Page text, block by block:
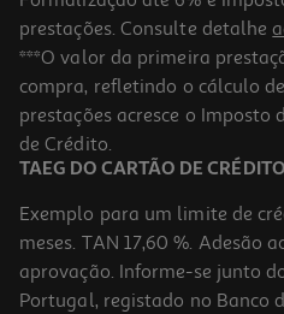
Cueca Menstrual Auchan Preto
10.55 €/un
10,55 €
prestações. Consulte detalhe
***O valor da primeira
compra, refletindo o cálculo
prestações acresce o Imposto
de Crédito.
TAEG DO CARTÃO DE
Exemplo para um limite de
meses. TAN 17,60 %. Adesão
aprovação. Informe-se junto
Portugal, registado no Banco